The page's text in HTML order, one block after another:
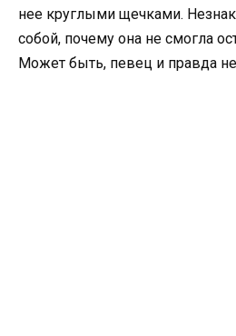
нее круглыми щечками.
собой, почему она не смогла
Может быть, певец и правда